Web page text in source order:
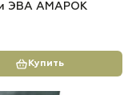
ЭВА АМАРОК
Купить